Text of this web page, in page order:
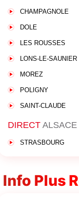
CHAMPAGNOLE
DOLE
LES ROUSSES
LONS-LE-SAUNIER
MOREZ
POLIGNY
SAINT-CLAUDE
DIRECTALSACE
STRASBOURG
Info Plus